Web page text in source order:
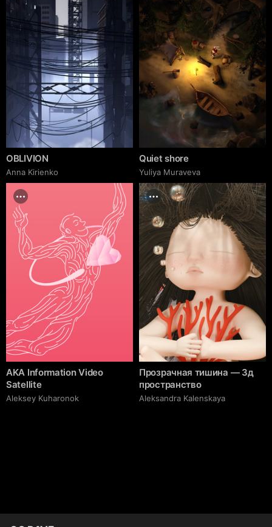
OBLIVION
Anna Kirienko
Quiet shore
Yuliya Muraveva
AKA Information Video
Satellite
Aleksey Kuharonok
Прозрачная тишина — 3д
пространство
Aleksandra Kalenskaya